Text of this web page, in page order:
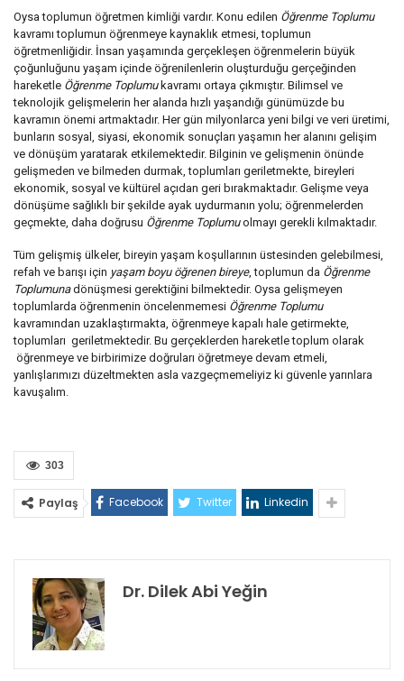
Oysa toplumun öğretmen kimliği vardır. Konu edilen Öğrenme Toplumu
kavramı toplumun öğrenmeye kaynaklık etmesi, toplumun
öğretmenliğidir. İnsan yaşamında gerçekleşen öğrenmelerin büyük
çoğunluğunu yaşam içinde öğrenilenlerin oluşturduğu gerçeğinden
hareketle Öğrenme Toplumukavramı ortaya çıkmıştır. Bilimsel ve
teknolojik gelişmelerin her alanda hızlı yaşandığı günümüzde bu
kavramın önemi artmaktadır. Her gün milyonlarca yeni bilgi ve veri üretimi,
bunların sosyal, siyasi, ekonomik sonuçları yaşamın her alanını gelişim
ve dönüşüm yaratarak etkilemektedir. Bilginin ve gelişmenin önünde
gelişmeden ve bilmeden durmak, toplumları geriletmekte, bireyleri
ekonomik, sosyal ve kültürel açıdan geri bırakmaktadır. Gelişme veya
dönüşüme sağlıklı bir şekilde ayak uydurmanın yolu; öğrenmelerden
geçmekte, daha doğrusu Öğrenme Toplumuolmayı gerekli kılmaktadır.
Tüm gelişmiş ülkeler, bireyin yaşam koşullarının üstesinden gelebilmesi,
refah ve barışı için yaşam boyu öğrenen bireye, toplumun da Öğrenme
Toplumunadönüşmesi gerektiğini bilmektedir. Oysa gelişmeyen
toplumlarda öğrenmenin öncelenmemesi Öğrenme Toplumu
kavramından uzaklaştırmakta, öğrenmeye kapalı hale getirmekte,
toplumları geriletmektedir. Bu gerçeklerden hareketle toplum olarak
öğrenmeye ve birbirimize doğruları öğretmeye devam etmeli,
yanlışlarımızı düzeltmekten asla vazgeçmemeliyiz ki güvenle yarınlara
kavuşalım.
303
Paylaş Facebook Twitter Linkedin
Dr. Dilek Abi Yeğin